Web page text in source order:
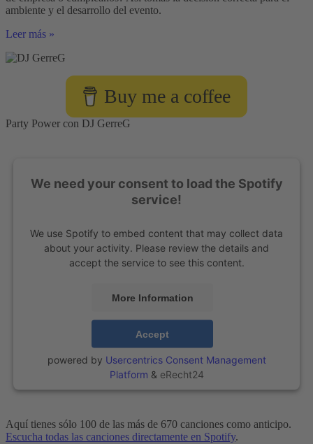
ambiente y el desarrollo del evento.
DJ
vivo
¿qué
Leer más »
Buy me a coffee
Party Power con DJ GerreG
We need your consent to load the Spotify
service!
We use Spotify to embed content that may collect data
about your activity. Please review the details and
accept the service to see this content.
More Information
Accept
powered by Usercentrics Consent Management
Platform & eRecht24
Aquí tienes sólo 100 de las más de 670 canciones como anticipo.
Escucha todas las canciones directamente en Spotify.